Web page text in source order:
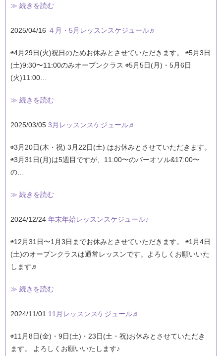
≫ 続きを読む
2025/04/16 ４月・5月レッスンスケジュール♬
◉4月29日(火)祝日のためお休みとさせていただきます。 ◉5月3日
(土)9:30〜11:00のみオープンクラス ◉5月5日(月)・5月6日
(火)11:00…
≫ 続きを読む
2025/03/05 3月レッスンスケジュール♬
◉3月20日(木・祝) 3月22日(土) はお休みとさせていただきます。
◉3月31日(月)は5週目ですが、11:00〜のバーオソル&17:00〜
の…
≫ 続きを読む
2024/12/24 年末年始レッスンスケジュール♪
◉12月31日〜1月3日までお休みとさせていただきます。 ◉1月4日
(土)のオープンクラスは通常レッスンです。よろしくお願いいた
します♬
≫ 続きを読む
2024/11/01 11月レッスンスケジュール♬
◉11月8日(金)・9日(土)・23日(土・祝)お休みとさせていただき
ます。 よろしくお願いいたします♪